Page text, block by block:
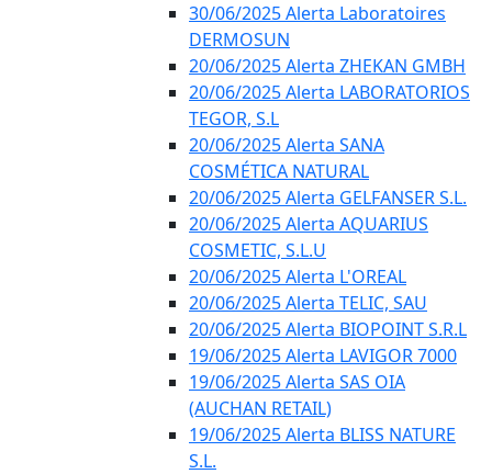
30/06/2025 Alerta Laboratoires
DERMOSUN
20/06/2025 Alerta ZHEKAN GMBH
20/06/2025 Alerta LABORATORIOS
TEGOR, S.L
20/06/2025 Alerta SANA
COSMÉTICA NATURAL
20/06/2025 Alerta GELFANSER S.L.
20/06/2025 Alerta AQUARIUS
COSMETIC, S.L.U
20/06/2025 Alerta L'OREAL
20/06/2025 Alerta TELIC, SAU
20/06/2025 Alerta BIOPOINT S.R.L
19/06/2025 Alerta LAVIGOR 7000
19/06/2025 Alerta SAS OIA
(AUCHAN RETAIL)
19/06/2025 Alerta BLISS NATURE
S.L.